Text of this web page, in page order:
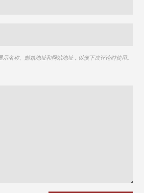
名称、邮箱地址和网站地址，以便下次评论时使用。